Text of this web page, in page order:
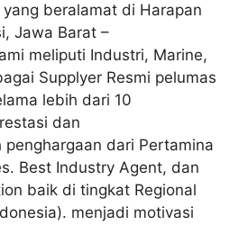
beralamat di Harapan
Jawa Barat –
meliputi Industri, Marine,
Supplyer Resmi pelumas
lebih dari 10
dan
penghargaan dari Pertamina
Best Industry Agent, dan
baik di tingkat Regional
menjadi motivasi